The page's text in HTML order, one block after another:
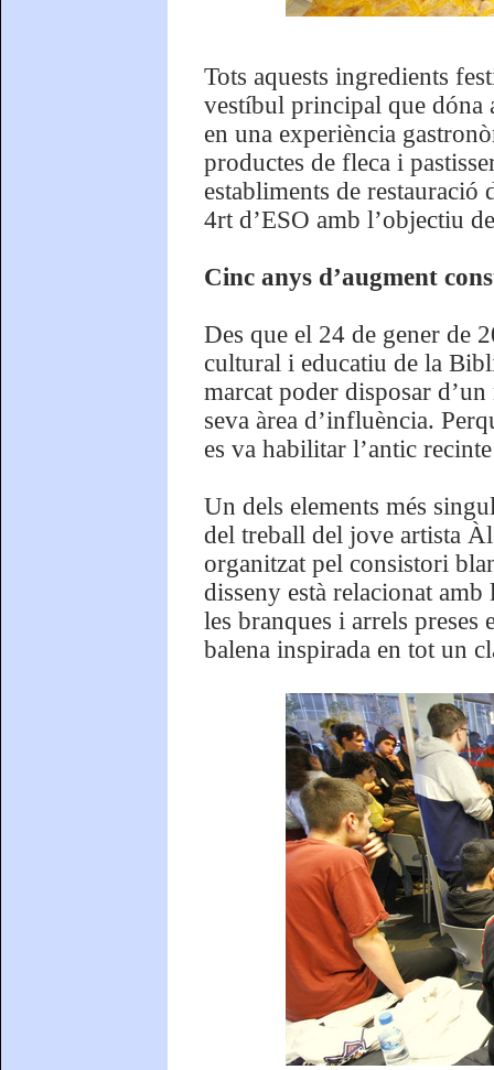
Tots aquests ingredients
vestíbul principal que dóna
en una experiència
productes de fleca i
establiments de restauració
4rt d’ESO amb l’objectiu
Cinc anys d’augment
Des que el 24 de gener de
cultural i educatiu de la
marcat poder disposar
seva àrea d’influència.
es va habilitar l’antic
Un dels elements més
del treball del jove artista
organitzat pel consistori
disseny està relacionat
les branques i arrels
balena inspirada en tot un